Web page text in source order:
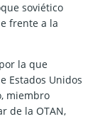
soviético
frente a la
la que
Estados Unidos
miembro
de la OTAN,